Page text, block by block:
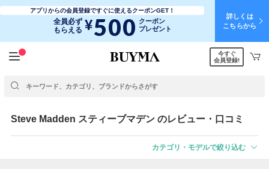
アプリからの会員登録ですぐに使えるクーポンGET！
全員必ず
もらえる ¥500 クーポン
プレゼント
詳しくは
こちらから
今すぐ
会員登録!
Steve Madden スティーブマデンのレビュー・口コミ
カテゴリ・モデルで絞り込む